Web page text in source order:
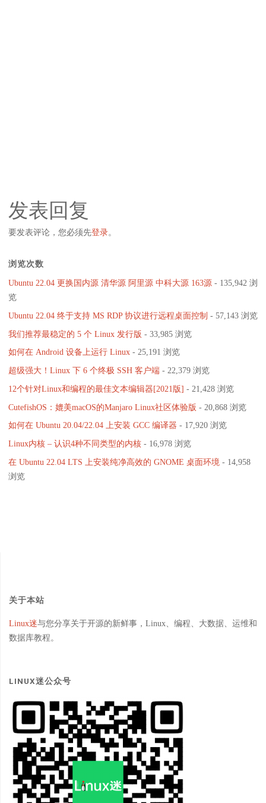
发表回复
要发表评论，您必须先登录。
浏览次数
Ubuntu 22.04 更换国内源 清华源 阿里源 中科大源 163源- 135,942 浏
览
Ubuntu 22.04 终于支持 MS RDP 协议进行远程桌面控制 - 57,143 浏览
我们推荐最稳定的 5 个 Linux 发行版 - 33,985 浏览
如何在 Android 设备上运行 Linux- 25,191 浏览
超级强大！Linux 下 6 个终极 SSH 客户端- 22,379 浏览
12个针对Linux和编程的最佳文本编辑器[2021版] - 21,428 浏览
CutefishOS：媲美macOS的Manjaro Linux社区体验版 - 20,868 浏览
如何在 Ubuntu 20.04/22.04 上安装 GCC 编译器 - 17,920 浏览
Linux内核 – 认识4种不同类型的内核- 16,978 浏览
在 Ubuntu 22.04 LTS 上安装纯净高效的 GNOME 桌面环境 - 14,958
浏览
关于本站
Linux迷与您分享关于开源的新鲜事，Linux、编程、大数据、运维和
数据库教程。
LINUX迷公众号